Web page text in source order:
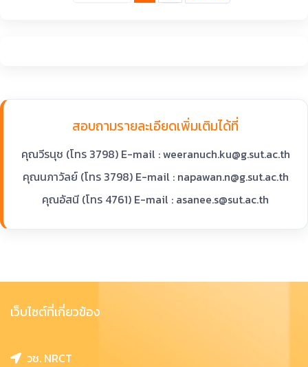
สอบถามรายละเอียดเพิ่มเติมได้ที่
คุณวีรนุช (โทร 3798) E-mail : weeranuch.ku@g.sut.ac.th
คุณนภาวัลย์ (โทร 3798) E-mail : napawan.n@g.sut.ac.th
คุณอัสนี (โทร 4761) E-mail : asanee.s@sut.ac.th
เว็บไซต์ที่เกี่ยวข้อง
วช. NRCT